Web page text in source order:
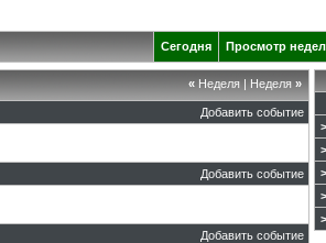
Сегодня Просмотр
« Неделя | Неделя »
Добавить событие
Добавить событие
Добавить событие
>
>
>
>
>